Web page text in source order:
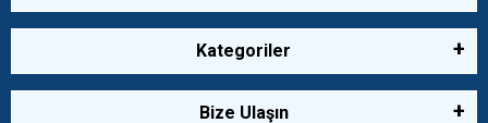
Kategoriler
Bize Ulaşın